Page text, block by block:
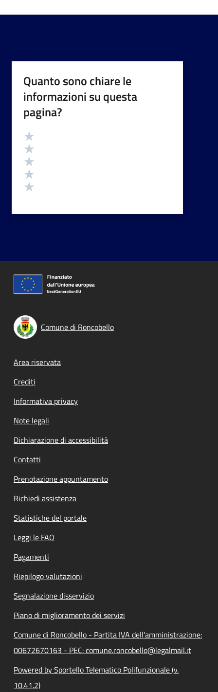
Quanto sono chiare le
informazioni su questa
pagina?
Valutazione
Comune di Roncobello
Footer menu
Area riservata
Crediti
Informativa privacy
Note legali
Dichiarazione di accessibilità
Contatti
Prenotazione appuntamento
Richiedi assistenza
Statistiche del portale
Leggi le FAQ
Pagamenti
Riepilogo valutazioni
Segnalazione disservizio
Piano di miglioramento dei servizi
Comune di Roncobello - Partita IVA dell'amministrazione:
00672670163 - PEC: comune.roncobello@legalmail.it
Powered by Sportello Telematico Polifunzionale (v.
10.41.2)